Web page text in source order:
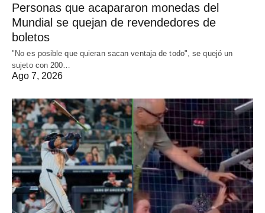
Personas que acapararon monedas del
Mundial se quejan de revendedores de
boletos
"No es posible que quieran sacan ventaja de todo", se quejó un
sujeto con 200…
Ago 7, 2026